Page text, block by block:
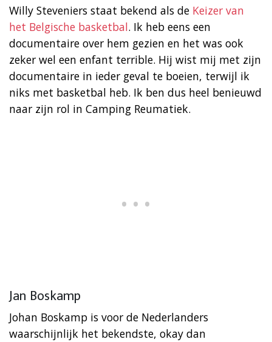
Willy Steveniers staat bekend als de Keizer van
het Belgische basketbal. Ik heb eens een
documentaire over hem gezien en het was ook
zeker wel een enfant terrible. Hij wist mij met zijn
documentaire in ieder geval te boeien, terwijl ik
niks met basketbal heb. Ik ben dus heel benieuwd
naar zijn rol in Camping Reumatiek.
Jan Boskamp
Johan Boskamp is voor de Nederlanders
waarschijnlijk het bekendste, okay dan